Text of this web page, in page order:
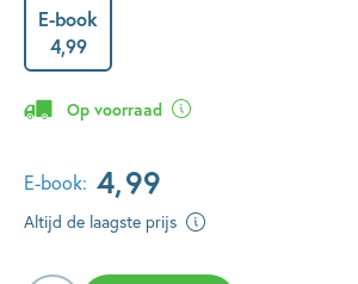
E-book
4,99
Op voorraad
E-book: 4,99
Altijd de laagste prijs